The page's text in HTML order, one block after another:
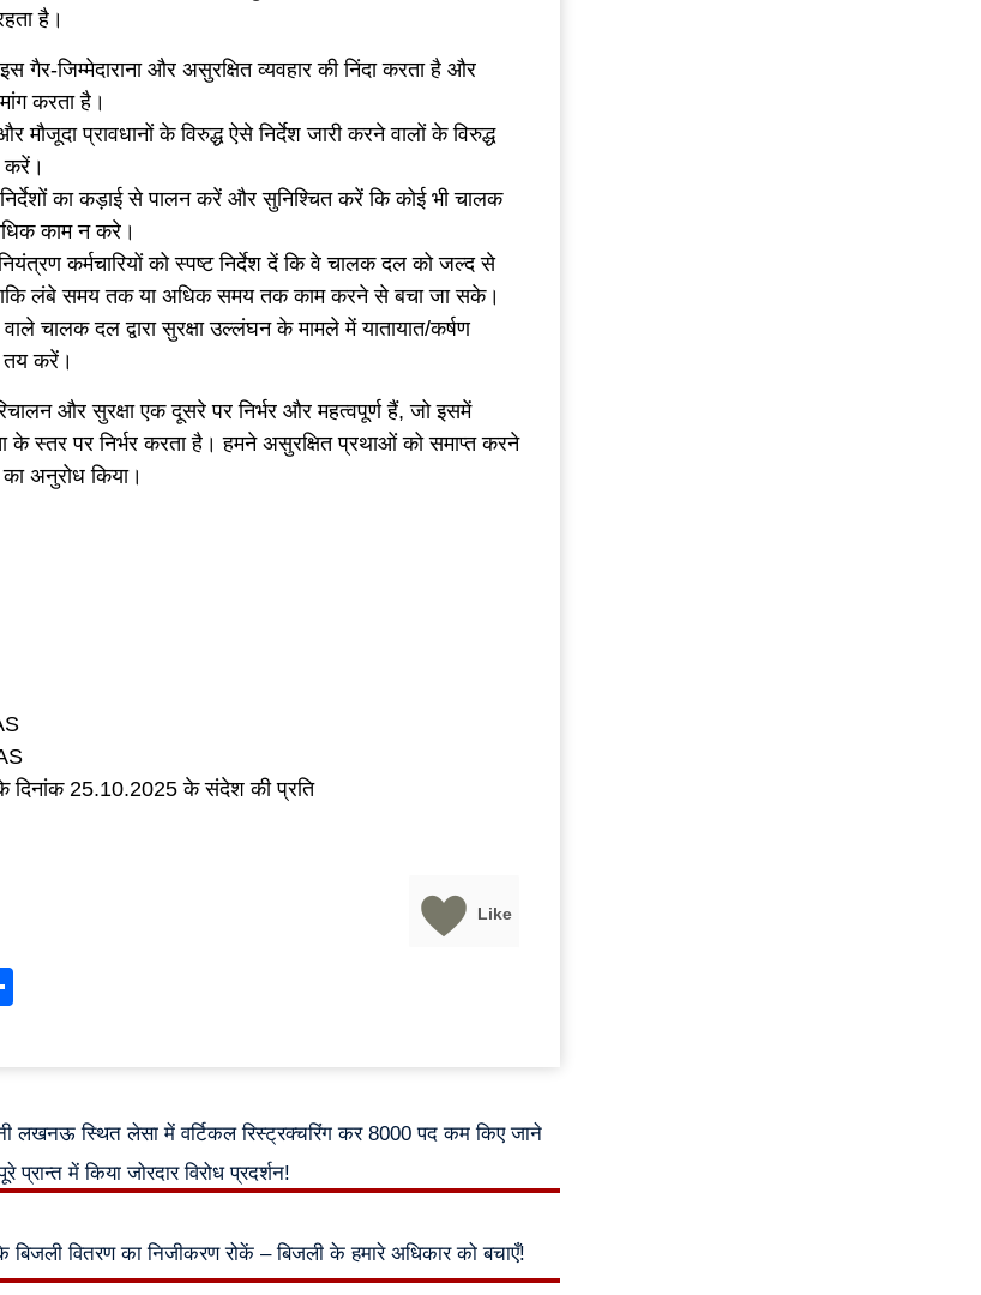
है।
गैर-जिम्मेदाराना और असुरक्षित व्यवहार की निंदा करता है और
करता है।
प्रावधानों के विरुद्ध ऐसे निर्देश जारी करने वालों के विरुद्ध
करें।
का कड़ाई से पालन करें और सुनिश्चित करें कि कोई भी चालक
काम न करे।
कर्मचारियों को स्पष्ट निर्देश दें कि वे चालक दल को जल्द से
लंबे समय तक या अधिक समय तक काम करने से बचा जा सके।
चालक दल द्वारा सुरक्षा उल्लंघन के मामले में यातायात/कर्षण
तय करें।
और सुरक्षा एक दूसरे पर निर्भर और महत्वपूर्ण हैं, जो इसमें
के स्तर पर निर्भर करता है। हमने असुरक्षित प्रथाओं को समाप्त करने
अनुरोध किया।
दिनांक 25.10.2025 के संदेश की प्रति
Like
लखनऊ स्थित लेसा में वर्टिकल रिस्ट्रक्चरिंग कर 8000 पद कम किए जाने
प्रान्त में किया जोरदार विरोध प्रदर्शन!
बिजली वितरण का निजीकरण रोकें – बिजली के हमारे अधिकार को बचाएँ!